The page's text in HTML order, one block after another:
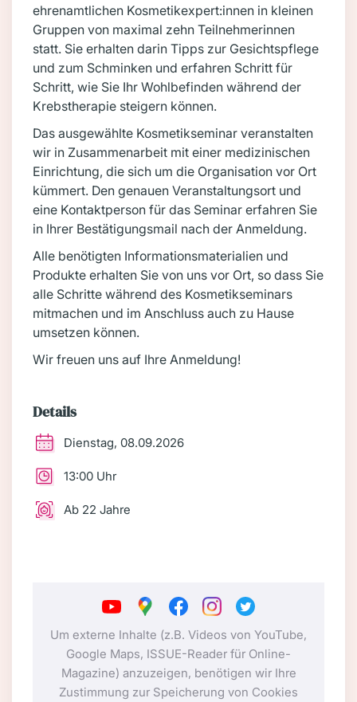
ehrenamtlichen Kosmetikexpert:innen in kleinen
Gruppen von maximal zehn Teilnehmerinnen
statt. Sie erhalten darin Tipps zur Gesichtspflege
und zum Schminken und erfahren Schritt für
Schritt, wie Sie Ihr Wohlbefinden während der
Krebstherapie steigern können.
Das ausgewählte Kosmetikseminar veranstalten
wir in Zusammenarbeit mit einer medizinischen
Einrichtung, die sich um die Organisation vor Ort
kümmert. Den genauen Veranstaltungsort und
eine Kontaktperson für das Seminar erfahren Sie
in Ihrer Bestätigungsmail nach der Anmeldung.
Alle benötigten Informationsmaterialien und
Produkte erhalten Sie von uns vor Ort, so dass Sie
alle Schritte während des Kosmetikseminars
mitmachen und im Anschluss auch zu Hause
umsetzen können.
Wir freuen uns auf Ihre Anmeldung!
Details
Dienstag, 08.09.2026
13:00 Uhr
Ab 22 Jahre
Um externe Inhalte (z.B. Videos von YouTube,
Google Maps, ISSUE-Reader für Online-
Magazine) anzuzeigen, benötigen wir Ihre
Zustimmung zur Speicherung von Cookies